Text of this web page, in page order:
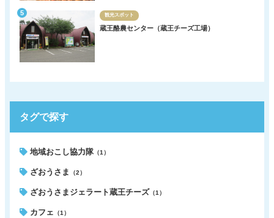
観光スポット
蔵王酪農センター（蔵王チーズ工場）
タグで探す
地域おこし協力隊 （1）
ざおうさま （2）
ざおうさまジェラート蔵王チーズ （1）
カフェ （1）